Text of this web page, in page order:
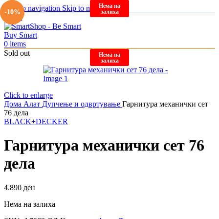
Skip to navigation Skip to main content
0 items
Sold out
Нема на
залиха
Click to enlarge
Дома Алат Дупчење и одвртување Гарнитура механички сет
76 дела
BLACK+DECKER
Гарнитура механички сет 76
дела
4.890 ден
Нема на залиха
-19%
Нема на
залиха
-10%
Нема на
залиха